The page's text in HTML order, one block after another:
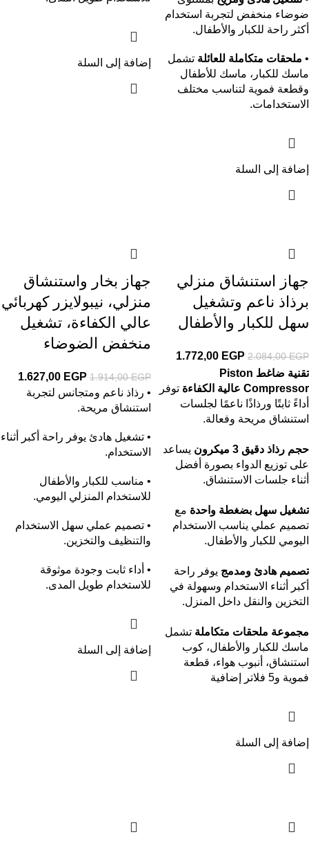
ضوضاء منخفض لتجربة استخدام
أكثر راحة للكبار والأطفال.
• ملحقات متكاملة للعائلة تشمل
ماسك للكبار، ماسك للأطفال
وقطعة فموية لتناسب مختلف
الاستخدامات.
إضافة إلى السلة
إضافة إلى السلة
جهاز استنشاق منزلي
برذاذ ناعم وتشغيل
سهل للكبار والأطفال
2.084,00EGP
1.772,00 EGP
تقنية ضاغط Piston
Compressor عالية الكفاءة
توفر
أداءً ثابتًا ورذاذًا ناعمًا لجلسات
استنشاق مريحة وفعالة.
حجم رذاذ دقيق 3 ميكرون
يساعد
على توزيع الدواء بصورة أفضل
أثناء جلسات الاستنشاق.
تشغيل سهل بضغطة واحدة مع
تصميم عملي يناسب الاستخدام
اليومي للكبار والأطفال.
تصميم هادئ ومدمج يوفر راحة
أكبر أثناء الاستخدام وسهولة في
التخزين والنقل داخل المنزل.
مجموعة ملحقات متكاملة تشمل
ماسك للكبار والأطفال، كوب
استنشاق، أنبوب هواء، قطعة
فموية و5 فلاتر إضافية
إضافة إلى السلة
جهاز بخار واستنشاق
منزلي، نيبولايزر كهربائي
عالي الكفاءة، تشغيل
منخفض الضوضاء
1.914,00EGP
1.627,00 EGP
• رذاذ ناعم ومتجانس لتجربة
استنشاق مريحة.
• تشغيل هادئ يوفر راحة أكبر أثناء
الاستخدام.
• مناسب للكبار والأطفال
للاستخدام المنزلي اليومي.
• تصميم عملي سهل الاستخدام
والتنظيف والتخزين.
• أداء ثابت وجودة موثوقة
للاستخدام طويل المدى.
إضافة إلى السلة